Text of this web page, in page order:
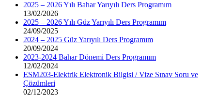
2025 – 2026 Yılı Bahar Yarıyılı Ders Programım
13/02/2026
2025 – 2026 Yılı Güz Yarıyılı Ders Programım
24/09/2025
2024 – 2025 Güz Yarıyılı Ders Programım
20/09/2024
2023-2024 Bahar Dönemi Ders Programım
12/02/2024
ESM203-Elektrik Elektronik Bilgisi / Vize Sınav Soru ve
Çözümleri
02/12/2023